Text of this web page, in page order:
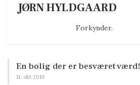
JØRN HYLDGAARD
Forkynder.
En bolig der er besværet værd!
11. okt 2019